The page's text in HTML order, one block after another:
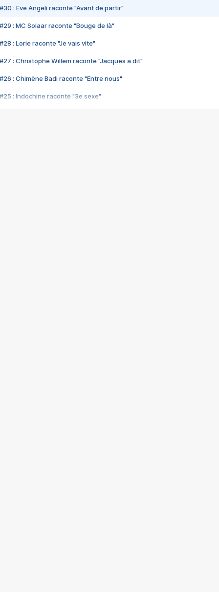
#30 : Eve Angeli raconte "Avant de partir"
#29 : MC Solaar raconte "Bouge de là"
#28 : Lorie raconte "Je vais vite"
#27 : Christophe Willem raconte "Jacques a dit"
#26 : Chimène Badi raconte "Entre nous"
#25 : Indochine raconte "3e sexe"